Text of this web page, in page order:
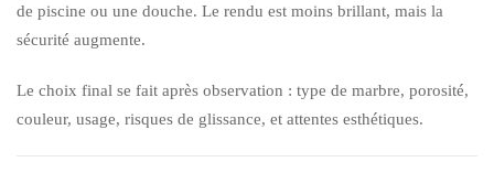
de piscine ou une douche. Le rendu est moins brillant, mais la
sécurité augmente.
Le choix final se fait après observation : type de marbre, porosité,
couleur, usage, risques de glissance, et attentes esthétiques.